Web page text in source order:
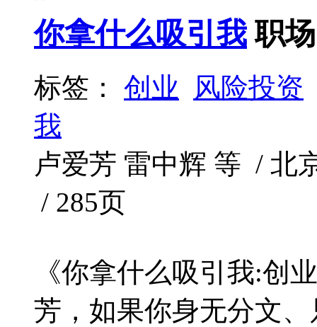
你拿什么吸引我 职
标签： 创业
风险投资
我
卢爱芳 雷中辉 等 / 北
/ 285页
《你拿什么吸引我:创
芳，如果你身无分文